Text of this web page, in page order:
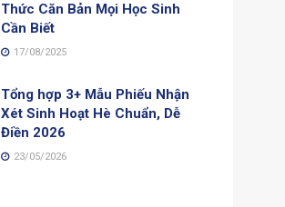
Thức Căn Bản Mọi Học Sinh
Cần Biết
17/08/2025
Tổng hợp 3+ Mẫu Phiếu Nhận
Xét Sinh Hoạt Hè Chuẩn, Dễ
Điền 2026
23/05/2026